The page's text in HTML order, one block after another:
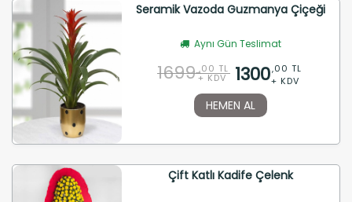
Seramik Vazoda Guzmanya Çiçeği
Aynı Gün Teslimat
1699 ,00 TL
+ KDV 1300,00 TL
+ KDV
HEMEN AL
Çift Katlı Kadife Çelenk